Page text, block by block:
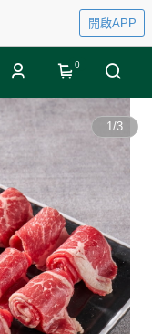
開啟APP
0
1/3